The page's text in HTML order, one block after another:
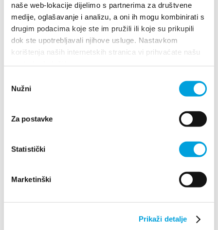
naše web-lokacije dijelimo s partnerima za društvene
medije, oglašavanje i analizu, a oni ih mogu kombinirati s
drugim podacima koje ste im pružili ili koje su prikupili
dok ste upotrebljavali njihove usluge. Nastavkom
korištenja naših internetskih stranica vi prihvaćate našu
pristanka
Nužni
Za postavke
Statistički
Marketinški
Prikaži detalje
Ivo Vučić
Ponikvice 8, 21217 Kaštel Novi
+38598571655
Gaji 10 A, 21214 Kaštel Gomilica
juricic.ivona@gmail.com